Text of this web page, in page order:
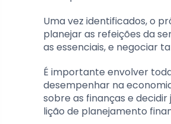
Uma vez identificados, o
planejar as refeições da
as essenciais, e negociar
É importante envolver
desempenhar na
sobre as finanças e
lição de planejamento